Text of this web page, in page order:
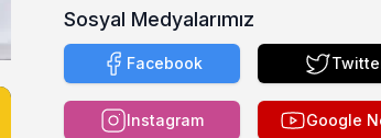
Sosyal Medyalarımız
Facebook
Instagram Google